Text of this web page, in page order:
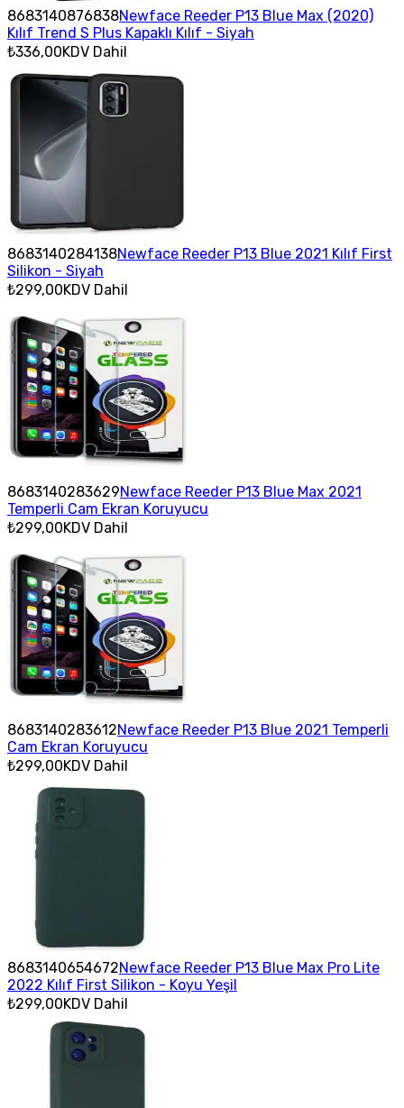
8683140876838Newface Reeder P13 Blue Max (2020)
Kılıf Trend S Plus Kapaklı Kılıf - Siyah
₺336,00KDV Dahil
8683140284138Newface Reeder P13 Blue 2021 Kılıf First
Silikon - Siyah
₺299,00KDV Dahil
8683140283629Newface Reeder P13 Blue Max 2021
Temperli Cam Ekran Koruyucu
₺299,00KDV Dahil
8683140283612Newface Reeder P13 Blue 2021 Temperli
Cam Ekran Koruyucu
₺299,00KDV Dahil
8683140654672Newface Reeder P13 Blue Max Pro Lite
2022 Kılıf First Silikon - Koyu Yeşil
₺299,00KDV Dahil